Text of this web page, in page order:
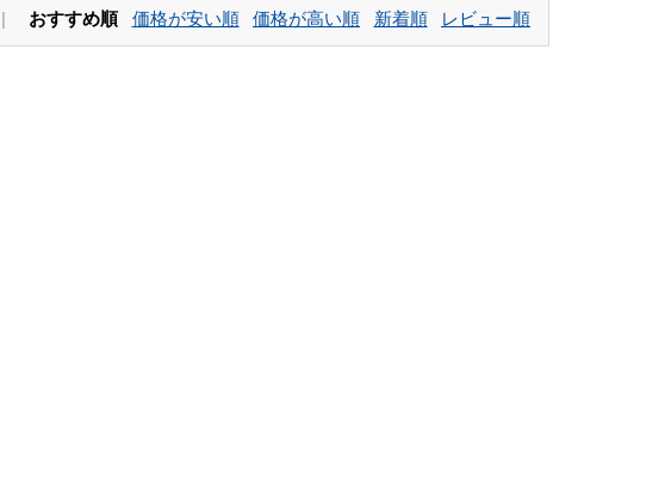
おすすめ順 価格が安い順 価格が高い順 新着順 レビュー順